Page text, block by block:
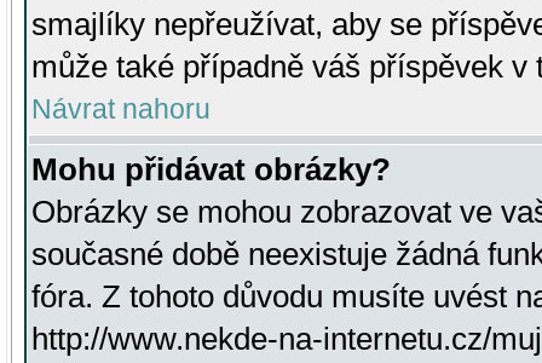
smajlíky nepřeužívat, aby se
může také případně váš příspěvek v
Návrat nahoru
Mohu přidávat obrázky?
Obrázky se mohou zobrazovat ve
současné době neexistuje žádná
fóra. Z tohoto důvodu musíte uvést
http://www.nekde-na-internetu.cz/